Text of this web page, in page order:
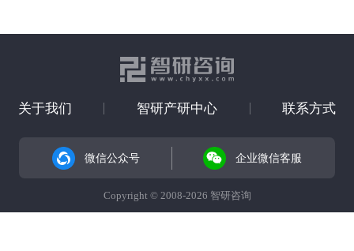
关于我们 智研产研中心 联系方式
微信公众号 企业微信客服
Copyright © 2008-2026 智研咨询